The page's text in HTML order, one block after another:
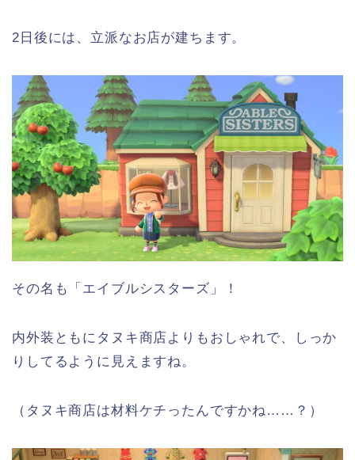
2日後には、立派なお店が建ちます。
その名も「エイブルシスターズ」！
内外装ともにタヌキ商店よりもおしゃれで、しっか
りしてるように見えますね。
（タヌキ商店は材料ケチったんですかね……？）